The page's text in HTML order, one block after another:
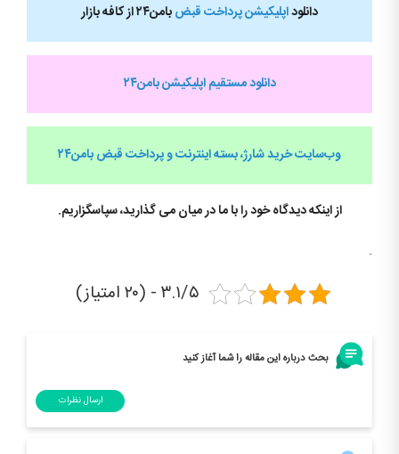
دانلوداپلیکیشن پرداخت قبضبامن۲۴ از کافه بازار
دانلود مستقیم اپلیکیشن بامن۲۴
وب‌سایت خرید شارژ، بسته اینترنت و پرداخت قبضبامن۲۴
از اینکه دیدگاه خود را با ما در میان می گذارید، سپاسگزاریم.
.
۳.۱/۵ - (۲۰ امتیاز)
بحث درباره این مقاله را شما آغاز کنید
ارسال نظرات